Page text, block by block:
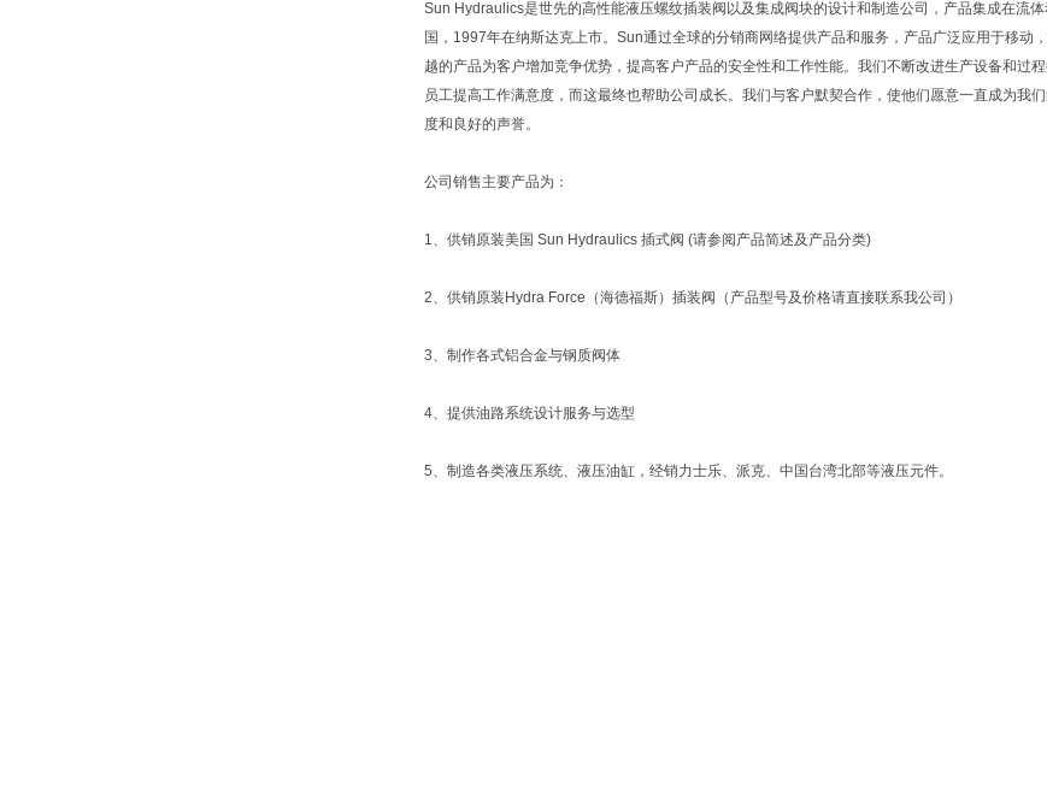
Sun Hydraulics是世先的高性能液压螺纹插装阀以及集成阀块的设计和制造公司，产品集成在流
国，1997年在纳斯达克上市。Sun通过全球的分销商网络提供产品和服务，产品广泛应用于移
越的产品为客户增加竞争优势，提高客户产品的安全性和工作性能。我们不断改进生产设备和过
员工提高工作满意度，而这最终也帮助公司成长。我们与客户默契合作，使他们愿意一直成为我
度和良好的声誉。
公司销售主要产品为：
1、供销原装美国 Sun Hydraulics 插式阀 (请参阅产品简述及产品分类)
2、供销原装Hydra Force（海德福斯）插装阀（产品型号及价格请直接联系我公司）
3、制作各式铝合金与钢质阀体
4、提供油路系统设计服务与选型
5、制造各类液压系统、液压油缸，经销力士乐、派克、中国台湾北部等液压元件。